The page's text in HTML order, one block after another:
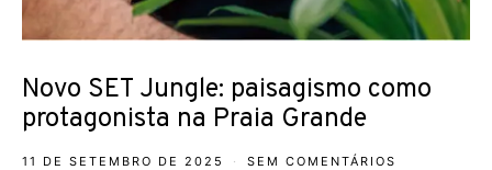
Novo SET Jungle: paisagismo como
protagonista na Praia Grande
11 DE SETEMBRO DE 2025
SEM COMENTÁRIOS